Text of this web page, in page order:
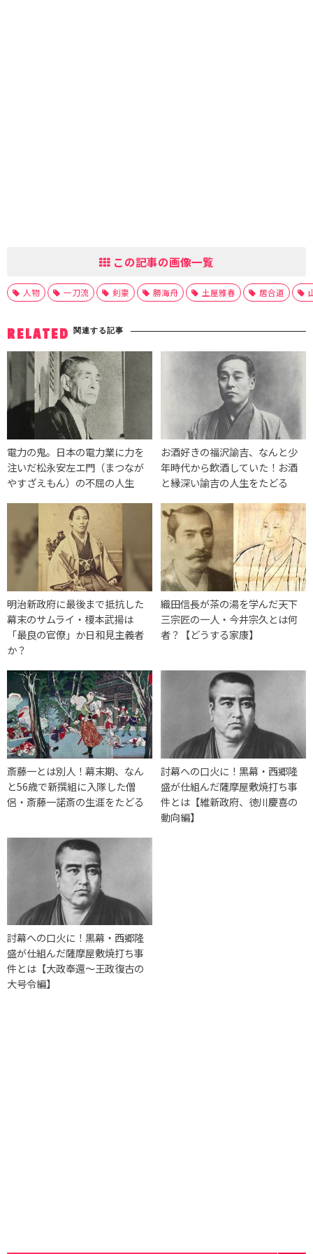
この記事の画像一覧
人物 一刀流 剣豪 勝海舟 土屋雅春 居合道
RELATED 関連する記事
電力の鬼。日本の電力業に力を
注いだ松永安左エ門（まつなが
やすざえもん）の不屈の人生
お酒好きの福沢諭吉、なんと少
年時代から飲酒していた！お酒
と縁深い諭吉の人生をたどる
明治新政府に最後まで抵抗した
幕末のサムライ・榎本武揚は
「最良の官僚」か日和見主義者
か？
織田信長が茶の湯を学んだ天下
三宗匠の一人・今井宗久とは何
者？【どうする家康】
斎藤一とは別人！幕末期、なん
と56歳で新撰組に入隊した僧
侶・斎藤一諾斎の生涯をたどる
討幕への口火に！黒幕・西郷隆
盛が仕組んだ薩摩屋敷焼打ち事
件とは【維新政府、徳川慶喜の
動向編】
討幕への口火に！黒幕・西郷隆
盛が仕組んだ薩摩屋敷焼打ち事
件とは【大政奉還〜王政復古の
大号令編】